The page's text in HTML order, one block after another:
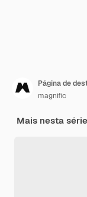
Página de
magnific
Mais nesta série